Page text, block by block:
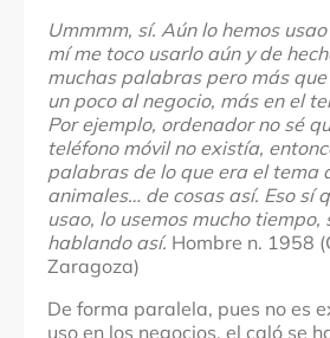
Ummmm, sí. Aún lo hemos
mí me toco usarlo aún y de
muchas palabras pero más
un poco al negocio, más en el
Por ejemplo, ordenador no sé
teléfono móvil no existía,
palabras de lo que era el tema
animales… de cosas así. Eso sí
usao, lo usemos mucho tiempo,
hablando así. Hombre n. 1958
Zaragoza)
De forma paralela, pues no es
uso en los negocios, el caló se